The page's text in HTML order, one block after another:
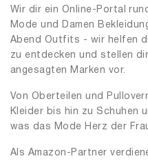
Wir dir ein Online-Portal
Mode und Damen
Abend Outfits - wir helfen
zu entdecken und stellen
angesagten Marken vor.
Von Oberteilen und
Kleider bis hin zu Schuhen
was das Mode Herz der
Als Amazon-Partner